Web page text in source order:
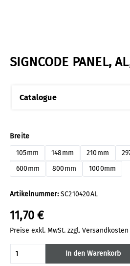
SIGNCODE PANEL,
Catalogue
Artikelnummer:SC210420AL
11,70 €
Preise exkl. MwSt. zzgl. Versandkosten
Breiteauswählen
105mm 148mm 210mm
600mm
800mm 1000mm
Produkt Anzahl: Gib
In den Warenkorb